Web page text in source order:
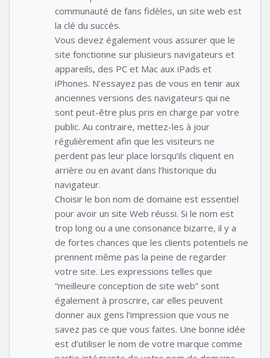
communauté de fans fidèles, un site web est
la clé du succès.
Vous devez également vous assurer que le
site fonctionne sur plusieurs navigateurs et
appareils, des PC et Mac aux iPads et
iPhones. N’essayez pas de vous en tenir aux
anciennes versions des navigateurs qui ne
sont peut-être plus pris en charge par votre
public. Au contraire, mettez-les à jour
régulièrement afin que les visiteurs ne
perdent pas leur place lorsqu’ils cliquent en
arrière ou en avant dans l’historique du
navigateur.
Choisir le bon nom de domaine est essentiel
pour avoir un site Web réussi. Si le nom est
trop long ou a une consonance bizarre, il y a
de fortes chances que les clients potentiels ne
prennent même pas la peine de regarder
votre site. Les expressions telles que
“meilleure conception de site web” sont
également à proscrire, car elles peuvent
donner aux gens l’impression que vous ne
savez pas ce que vous faites. Une bonne idée
est d’utiliser le nom de votre marque comme